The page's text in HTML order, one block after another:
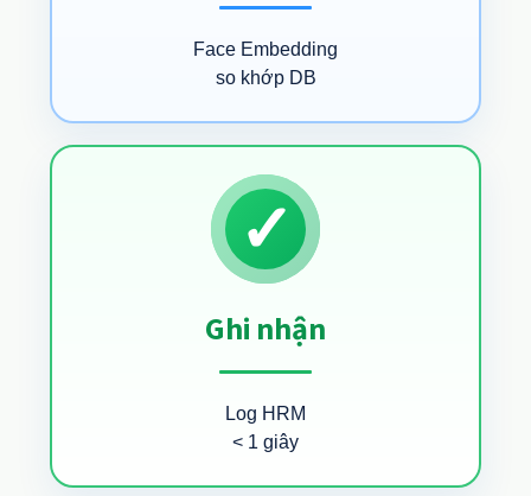
Face Embedding
so khớp DB
✓
Ghi nhận
Log HRM
< 1 giây